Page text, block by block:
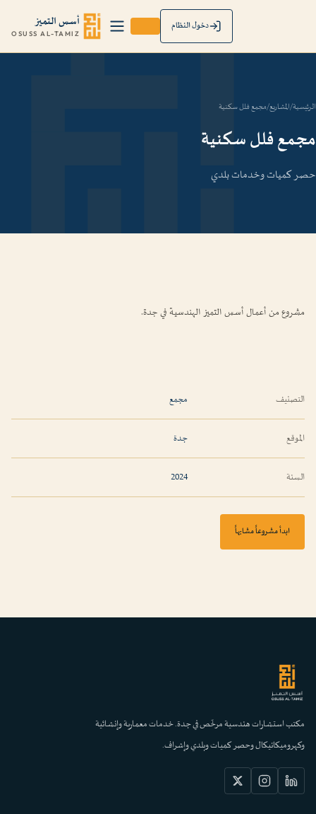
أسس التميز
OSUSS AL-TAMIZ دخول النظام
الرئيسية/المشاريع/مجمع فلل سكنية
مجمع فلل سكنية
حصر كميات وخدمات بلدي
مشروع من أعمال أسس التميز الهندسية في جدة.
التصنيف مجمع
الموقع جدة
السنة 2024
ابدأ مشروعاً مشابهاً
مكتب استشارات هندسية مرخّص في جدة. خدمات معمارية وإنشائية
وكهروميكانيكال وحصر كميات وبلدي وإشراف.